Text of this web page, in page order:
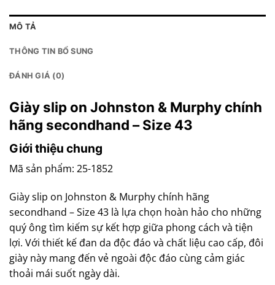
MÔ TẢ
THÔNG TIN BỔ SUNG
ĐÁNH GIÁ (0)
Giày slip on Johnston & Murphy chính
hãng secondhand – Size 43
Giới thiệu chung
Mã sản phẩm: 25-1852
Giày slip on Johnston & Murphy chính hãng
secondhand – Size 43 là lựa chọn hoàn hảo cho những
quý ông tìm kiếm sự kết hợp giữa phong cách và tiện
lợi. Với thiết kế đan da độc đáo và chất liệu cao cấp, đôi
giày này mang đến vẻ ngoài độc đáo cùng cảm giác
thoải mái suốt ngày dài.